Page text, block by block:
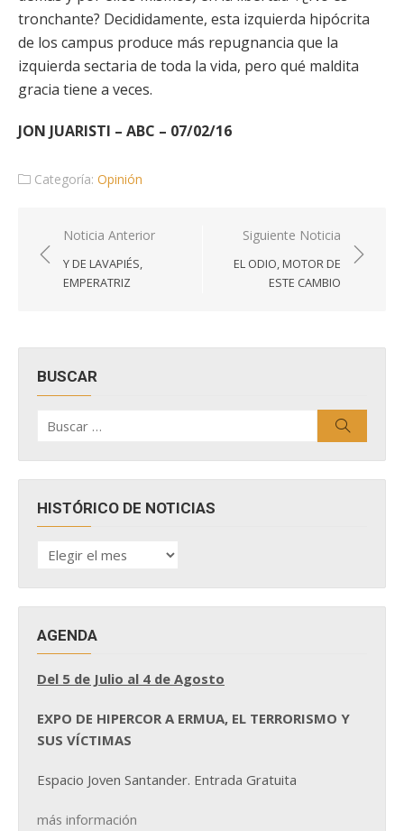
tronchante? Decididamente, esta izquierda hipócrita
de los campus produce más repugnancia que la
izquierda sectaria de toda la vida, pero qué maldita
gracia tiene a veces.
JON JUARISTI – ABC – 07/02/16
Categoría: Opinión
Navegación
de
entradas
Noticia Anterior
Y DE LAVAPIÉS,
EMPERATRIZ
Siguiente Noticia
EL ODIO, MOTOR DE
ESTE CAMBIO
BUSCAR
por:
HISTÓRICO DE NOTICIAS
HISTÓRICO
DE
AGENDA
Del 5 de Julio al 4 de Agosto
EXPO DE HIPERCOR A ERMUA, EL TERRORISMO Y
SUS VÍCTIMAS
Espacio Joven Santander. Entrada Gratuita
más información